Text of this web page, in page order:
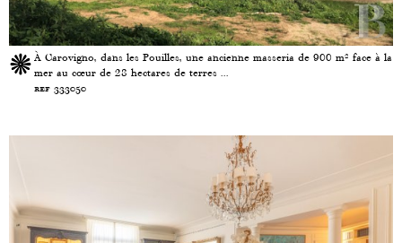
À Carovigno, dans les Pouilles, une ancienne masseria de 900 m² face à la
mer au cœur de 28 hectares de terres ...
ref 333050